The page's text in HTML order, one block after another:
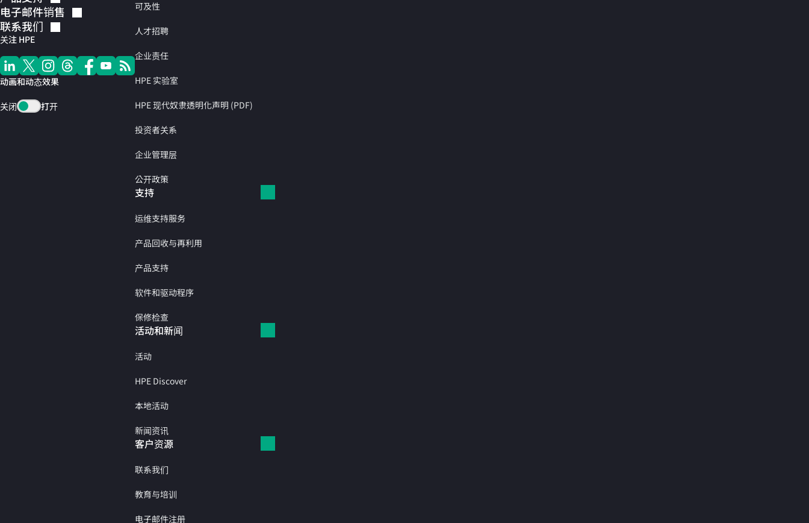
电子邮件销售
联系我们
关注 HPE
动画和动态效果
关闭 打开
可及性
人才招聘
企业责任
HPE 实验室
HPE 现代奴隶透明化声明 (PDF)
投资者关系
企业管理层
公开政策
支持
运维支持服务
产品回收与再利用
产品支持
软件和驱动程序
保修检查
活动和新闻
活动
HPE Discover
本地活动
新闻资讯
客户资源
联系我们
教育与培训
电子邮件注册